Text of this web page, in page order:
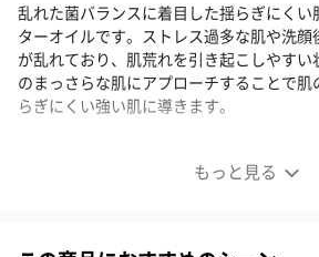
もっと見る
乱れた菌バランスに着目した揺らぎにくい
ターオイルです。ストレス過多な肌や洗顔
が乱れており、肌荒れを引き起こしやすい
のまっさらな肌にアプローチすることで
らぎにくい強い肌に導きます。
ピュアブースターオイル a